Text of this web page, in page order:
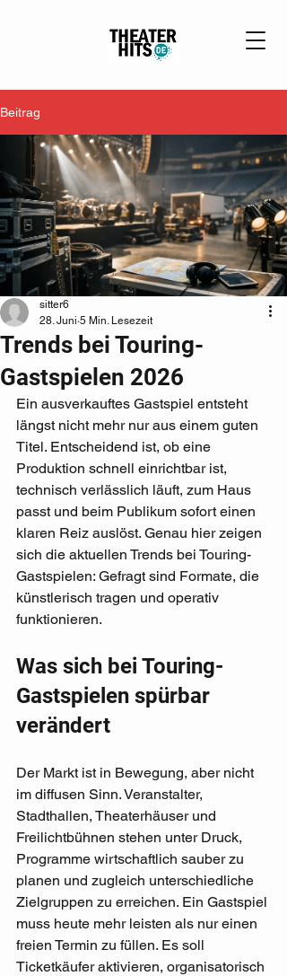
Beitrag
Trends bei Touring-
Gastspielen 2026
sitter6
28. Juni 5 Min. Lesezeit
Ein ausverkauftes Gastspiel entsteht
längst nicht mehr nur aus einem guten
Titel. Entscheidend ist, ob eine
Produktion schnell einrichtbar ist,
technisch verlässlich läuft, zum Haus
passt und beim Publikum sofort einen
klaren Reiz auslöst. Genau hier zeigen
sich die aktuellen Trends bei Touring-
Gastspielen: Gefragt sind Formate, die
künstlerisch tragen und operativ
funktionieren.
Was sich bei Touring-
Gastspielen spürbar
verändert
Der Markt ist in Bewegung, aber nicht
im diffusen Sinn. Veranstalter,
Stadthallen, Theaterhäuser und
Freilichtbühnen stehen unter Druck,
Programme wirtschaftlich sauber zu
planen und zugleich unterschiedliche
Zielgruppen zu erreichen. Ein Gastspiel
muss heute mehr leisten als nur einen
freien Termin zu füllen. Es soll
Ticketkäufer aktivieren, organisatorisch